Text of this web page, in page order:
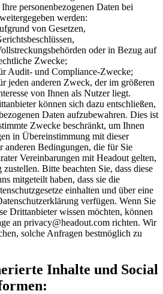
personenbezogenen Daten bei
werden:
von Gesetzen,
oder in Bezug auf
Zwecke;
Audit- und Compliance-Zwecke;
jeden anderen Zweck, der im größeren
von Ihnen als Nutzer liegt.
können sich dazu entschließen,
Daten aufzubewahren. Dies ist
Zwecke beschränkt, um Ihnen
in Übereinstimmung mit dieser
anderen Bedingungen, die für Sie
Vereinbarungen mit Headout gelten,
Bitte beachten Sie, dass diese
mitgeteilt haben, dass sie die
einhalten und über eine
verfügen. Wenn Sie
Drittanbieter wissen möchten, können
an privacy@headout.com richten. Wir
solche Anfragen bestmöglich zu
Inhalte und Social